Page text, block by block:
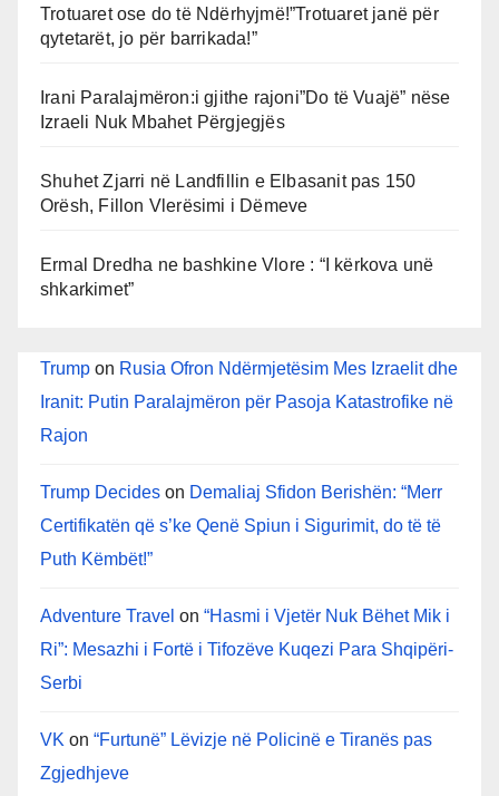
Trotuaret ose do të Ndërhyjmë!”Trotuaret janë për
qytetarët, jo për barrikada!”
Irani Paralajmëron:i gjithe rajoni”Do të Vuajë” nëse
Izraeli Nuk Mbahet Përgjegjës
Shuhet Zjarri në Landfillin e Elbasanit pas 150
Orësh, Fillon Vlerësimi i Dëmeve
Ermal Dredha ne bashkine Vlore : “I kërkova unë
shkarkimet”
Trump on Rusia Ofron Ndërmjetësim Mes Izraelit dhe
Iranit: Putin Paralajmëron për Pasoja Katastrofike në
Rajon
Trump Decides on Demaliaj Sfidon Berishën: “Merr
Certifikatën që s’ke Qenë Spiun i Sigurimit, do të të
Puth Këmbët!”
Adventure Travel on “Hasmi i Vjetër Nuk Bëhet Mik i
Ri”: Mesazhi i Fortë i Tifozëve Kuqezi Para Shqipëri-
Serbi
VK on “Furtunë” Lëvizje në Policinë e Tiranës pas
Zgjedhjeve